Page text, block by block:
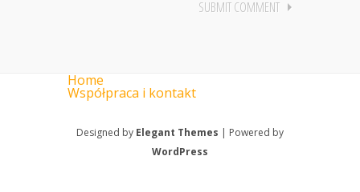
Home
Współpraca i kontakt
Designed by Elegant Themes | Powered by
WordPress